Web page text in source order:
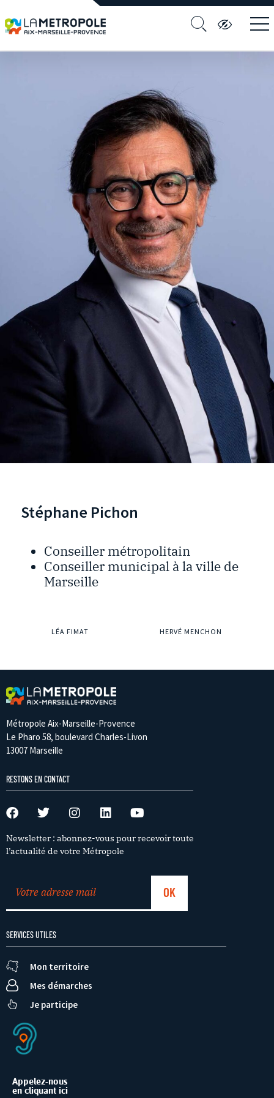
Stéphane Pichon
Conseiller métropolitain
Conseiller municipal à la ville de
Marseille
LÉA FIMAT HERVÉ MENCHON
Métropole Aix-Marseille-Provence
Le Pharo 58, boulevard Charles-Livon
13007 Marseille
RESTONS EN CONTACT
Newsletter : abonnez-vous pour recevoir toute
l’actualité de votre Métropole
SERVICES UTILES
Mon territoire
Mes démarches
Je participe
Appelez-nous
en cliquant ici